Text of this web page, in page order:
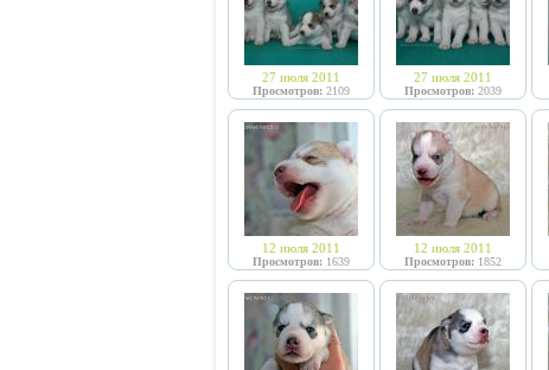
27 июля 2011
Просмотров: 2109
27 июля 2011
Просмотров: 2039
12 июля 2011
Просмотров: 1639
12 июля 2011
Просмотров: 1852